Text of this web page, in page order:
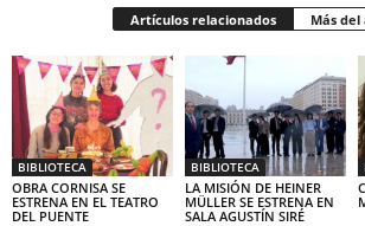
Artículos relacionados Más
BIBLIOTECA
OBRA CORNISA SE
ESTRENA EN EL TEATRO
DEL PUENTE
BIBLIOTECA
LA MISIÓN DE HEINER
MÜLLER SE ESTRENA EN
SALA AGUSTÍN SIRÉ